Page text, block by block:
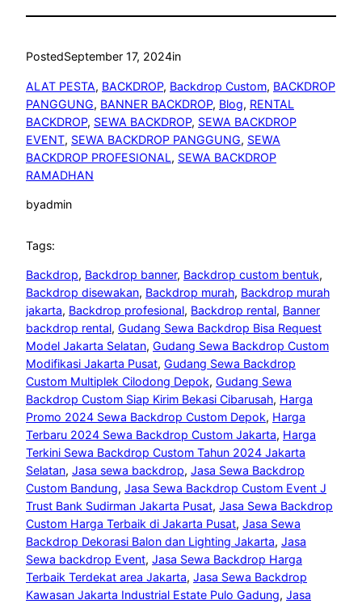
PostedSeptember 17, 2024in
ALAT PESTA, BACKDROP, Backdrop Custom, BACKDROP
PANGGUNG, BANNER BACKDROP, Blog, RENTAL
BACKDROP, SEWA BACKDROP, SEWA BACKDROP
EVENT, SEWA BACKDROP PANGGUNG, SEWA
BACKDROP PROFESIONAL, SEWA BACKDROP
RAMADHAN
byadmin
Tags:
Backdrop, Backdrop banner, Backdrop custom bentuk
Backdrop disewakan, Backdrop murah, Backdrop murah
jakarta, Backdrop profesional, Backdrop rental, Banner
backdrop rental, Gudang Sewa Backdrop Bisa Request
Model Jakarta Selatan, Gudang Sewa Backdrop Custom
Modifikasi Jakarta Pusat, Gudang Sewa Backdrop
Custom Multiplek Cilodong Depok, Gudang Sewa
Backdrop Custom Siap Kirim Bekasi Cibarusah, Harga
Promo 2024 Sewa Backdrop Custom Depok, Harga
Terbaru 2024 Sewa Backdrop Custom Jakarta, Harga
Terkini Sewa Backdrop Custom Tahun 2024 Jakarta
Selatan, Jasa sewa backdrop, Jasa Sewa Backdrop
Custom Bandung, Jasa Sewa Backdrop Custom Event J
Trust Bank Sudirman Jakarta Pusat, Jasa Sewa Backdrop
Custom Harga Terbaik di Jakarta Pusat, Jasa Sewa
Backdrop Dekorasi Balon dan Lighting Jakarta, Jasa
Sewa backdrop Event, Jasa Sewa Backdrop Harga
Terbaik Terdekat area Jakarta, Jasa Sewa Backdrop
Kawasan Jakarta Industrial Estate Pulo Gadung, Jasa